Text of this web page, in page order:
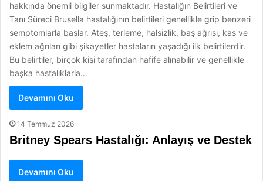
hakkında önemli bilgiler sunmaktadır. Hastalığın Belirtileri ve
Tanı Süreci Brusella hastalığının belirtileri genellikle grip benzeri
semptomlarla başlar. Ateş, terleme, halsizlik, baş ağrısı, kas ve
eklem ağrıları gibi şikayetler hastaların yaşadığı ilk belirtilerdir.
Bu belirtiler, birçok kişi tarafından hafife alınabilir ve genellikle
başka hastalıklarla…
Devamını Oku
14 Temmuz 2026
Britney Spears Hastalığı: Anlayış ve Destek
Devamını Oku